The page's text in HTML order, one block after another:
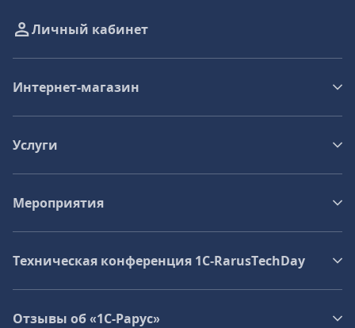
Личный кабинет
Интернет-магазин
Услуги
Мероприятия
Техническая конференция 1C‑RarusTechDay
Отзывы об «1С-Рарус»